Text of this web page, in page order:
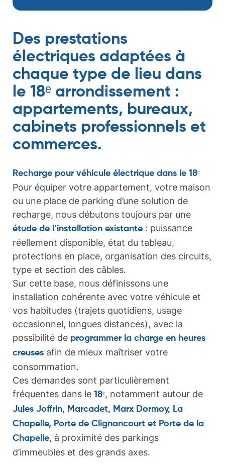
Des prestations
électriques adaptées à
chaque type de lieu dans
le 18ᵉ arrondissement :
appartements, bureaux,
cabinets professionnels et
commerces.
Recharge pour véhicule électrique dans le 18ᵉ
Pour équiper votre appartement, votre maison
ou une place de parking d’une solution de
recharge, nous débutons toujours par une
étude de l’installation existante : puissance
réellement disponible, état du tableau,
protections en place, organisation des circuits,
type et section des câbles.
Sur cette base, nous définissons une
installation cohérente avec votre véhicule et
vos habitudes (trajets quotidiens, usage
occasionnel, longues distances), avec la
possibilité de programmer la charge en heures
creuses afin de mieux maîtriser votre
consommation.
Ces demandes sont particulièrement
fréquentes dans le 18ᵉ, notamment autour de
Jules Joffrin, Marcadet, Marx Dormoy, La
Chapelle, Porte de Clignancourt et Porte de la
Chapelle, à proximité des parkings
d’immeubles et des grands axes.